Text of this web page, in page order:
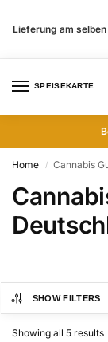
Lieferung am
SPEISEKARTE
Home / Cannabis
SHOW FILTERS
Showing all 5 results